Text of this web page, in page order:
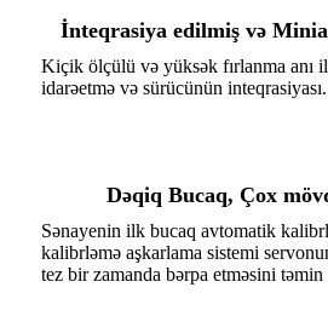
İnteqrasiya edilmiş və
Kiçik ölçülü və yüksək fırlanma anı
idarəetmə və sürücünün inteqrasiyası.
Dəqiq Bucaq, Çox
Sənayenin ilk bucaq avtomatik
kalibrləmə aşkarlama sistemi
tez bir zamanda bərpa etməsini təmin